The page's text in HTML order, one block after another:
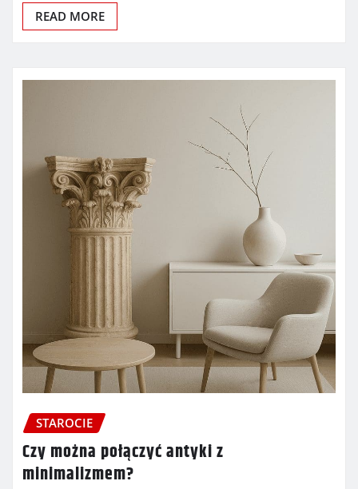
READ MORE
STAROCIE
Czy można połączyć antyki z
minimalizmem?